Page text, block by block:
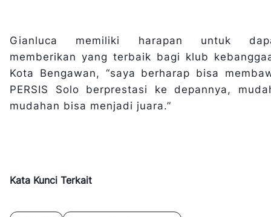
Gianluca memiliki harapan untuk
memberikan yang terbaik bagi klub
Kota Bengawan, “saya berharap bisa
PERSIS Solo berprestasi ke depannya,
mudahan bisa menjadi juara.”
Kata Kunci Terkait